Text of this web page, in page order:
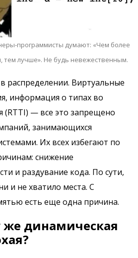
программисты думают: «Чем более
тем лучше». Не будь невежественным.
распределении. Виртуальные
информация о типах во
(RTTI) — все это запрещено
занимающихся
Их всех избегают по
снижение
и раздувание кода. По сути,
и не хватило места. С
есть еще одна причина.
же динамическая